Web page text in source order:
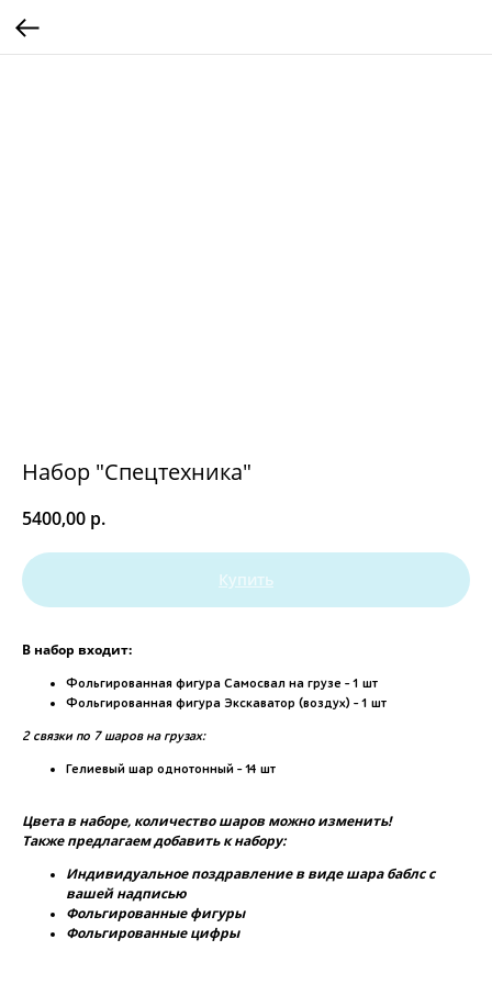
Набор "Спецтехника"
5400,00 р.
Купить
В набор входит:
Фольгированная фигура Самосвал на грузе - 1 шт
Фольгированная фигура Экскаватор (воздух) - 1 шт
2 связки по 7 шаров на грузах:
Гелиевый шар однотонный - 14 шт
Цвета в наборе, количество шаров можно изменить!
Также предлагаем добавить к набору:
Индивидуальное поздравление в виде шара баблс с
вашей надписью
Фольгированные фигуры
Фольгированные цифры